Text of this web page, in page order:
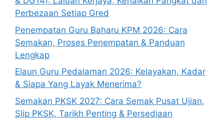
Perbezaan Setiap Gred
Penempatan Guru Baharu KPM 2026: Cara
Semakan, Proses Penempatan & Panduan
Lengkap
Elaun Guru Pedalaman 2026: Kelayakan, Kadar
& Siapa Yang Layak Menerima?
Semakan PKSK 2027: Cara Semak Pusat Ujian,
Slip PKSK, Tarikh Penting & Persediaan